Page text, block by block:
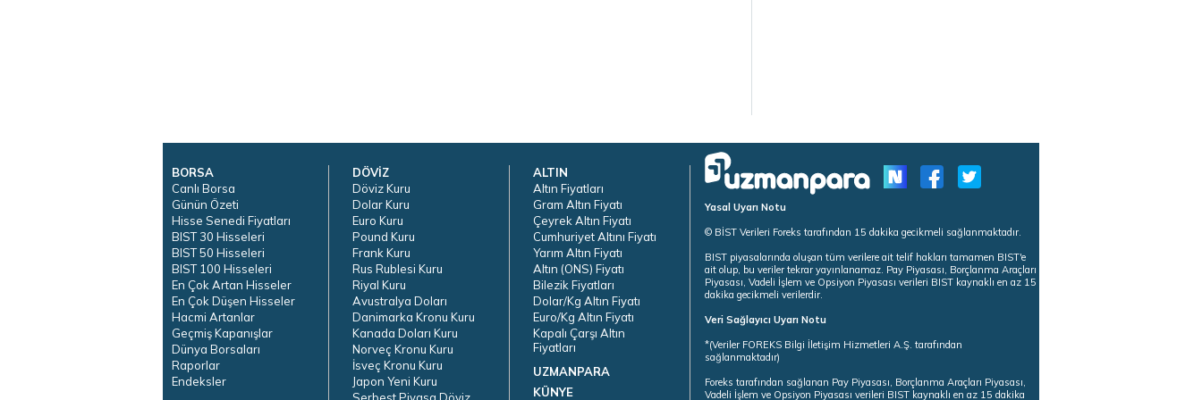
BORSA
Canlı Borsa
Günün Özeti
Hisse Senedi Fiyatları
BIST 30 Hisseleri
BIST 50 Hisseleri
BIST 100 Hisseleri
En Çok Artan Hisseler
En Çok Düşen Hisseler
Hacmi Artanlar
Geçmiş Kapanışlar
Dünya Borsaları
Raporlar
Endeksler
DÖVİZ
Döviz Kuru
Dolar Kuru
Euro Kuru
Pound Kuru
Frank Kuru
Rus Rublesi Kuru
Riyal Kuru
Avustralya Doları
Danimarka Kronu Kuru
Kanada Doları Kuru
Norveç Kronu Kuru
İsveç Kronu Kuru
Japon Yeni Kuru
Serbest Piyasa Döviz
ALTIN
Altın Fiyatları
Gram Altın Fiyatı
Çeyrek Altın Fiyatı
Cumhuriyet Altını Fiyatı
Yarım Altın Fiyatı
Altın (ONS) Fiyatı
Bilezik Fiyatları
Dolar/Kg Altın Fiyatı
Euro/Kg Altın Fiyatı
Kapalı Çarşı Altın
Fiyatları
UZMANPARA
KÜNYE
Yasal Uyarı Notu
© BİST Verileri Foreks tarafından 15 dakika gecikmeli sağlanmaktadır.
BIST piyasalarında oluşan tüm verilere ait telif hakları tamamen BIST'e
ait olup, bu veriler tekrar yayınlanamaz. Pay Piyasası, Borçlanma Araçları
Piyasası, Vadeli İşlem ve Opsiyon Piyasası verileri BIST kaynaklı en az 15
dakika gecikmeli verilerdir.
Veri Sağlayıcı Uyarı Notu
*(Veriler FOREKS Bilgi İletişim Hizmetleri A.Ş. tarafından
sağlanmaktadır)
Foreks tarafından sağlanan Pay Piyasası, Borçlanma Araçları Piyasası,
Vadeli İşlem ve Opsiyon Piyasası verileri BIST kaynaklı en az 15 dakika